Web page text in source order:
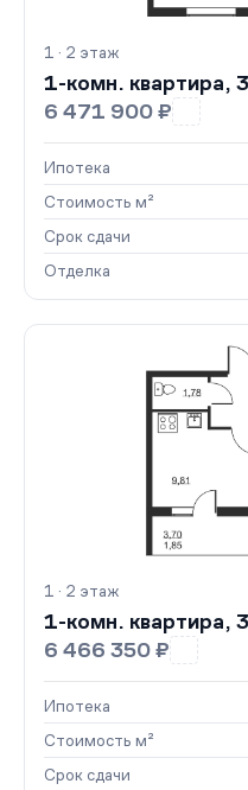
1 · 2 этаж
1-комн. квартира,
6 471 900 ₽
Ипотека
Стоимость м²
Срок сдачи
Отделка
1 · 2 этаж
1-комн. квартира,
6 466 350 ₽
Ипотека
Стоимость м²
Срок сдачи